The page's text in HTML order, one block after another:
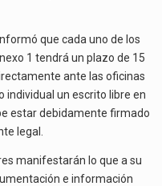
que cada uno de los
1 tendrá un plazo de 15
ante las oficinas
individual un escrito libre en
estar debidamente firmado
legal.
manifestarán lo que a su
e información